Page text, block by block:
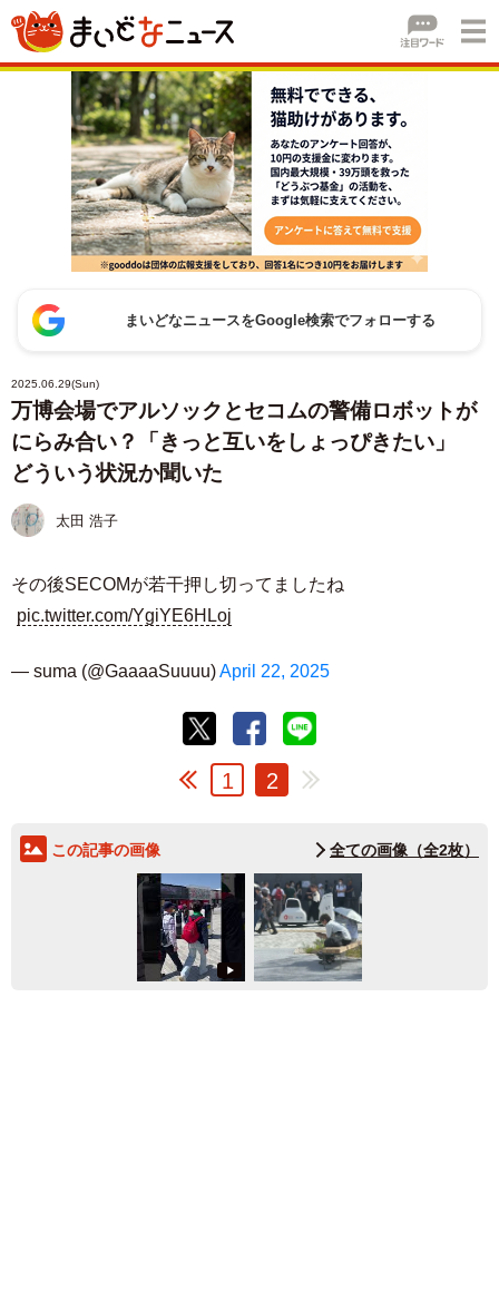
まいどなニュースをGoogle検索でフォローする
2025.06.29(Sun)
万博会場でアルソックとセコムの警備ロボットが
にらみ合い？「きっと互いをしょっぴきたい」
どういう状況か聞いた
太田 浩子
その後SECOMが若干押し切ってましたね
pic.twitter.com/YgiYE6HLoj
— suma (@GaaaaSuuuu)April 22, 2025
1 2
この記事の画像 全ての画像（全2枚）